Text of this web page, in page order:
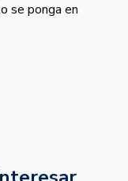
se ponga en